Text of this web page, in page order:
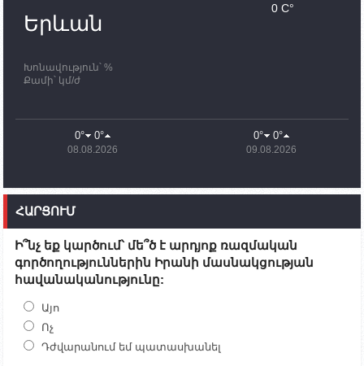
պատասխանատուներ կմնան ԼՂ-ում՝ մինչև
որոնողափրկարարական աշխատանքների
11:03
ՄԱԿ-ի առաքելությունը շատ, շատ, շատ օգտակար
Ադրբեջանի փոխվարչապետն այսօր կմեկնի
Ստեփանակերտ
10:07 02.10.2023
09:38 02.10.2023
Խումբն Արցախում կմնա` մինչև զոհվածների
աճյունների ու անհետ կորածների
Ժամը 18։00-ի դրությամբ ԼՂ-ից բռնի տեղահանված
Երևան
Խոնավություն՝ %
Քամի՝ կմ/ժ
0 C°
0° 0°
08.08.2026
0° 0°
09.08.2026
ՀԱՐՑՈՒՄ
Ի՞նչ եք կարծում՝ մե՞ծ է արդյոք ռազմական
գործողություններին Իրանի մասնակցության
հավանականությունը:
Այո
Ոչ
Դժվարանում եմ պատասխանել